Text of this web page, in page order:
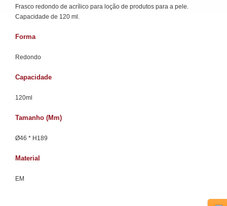
Frasco redondo de acrílico para loção de produtos para a pele.
Capacidade de 120 ml.
Forma
Redondo
Capacidade
120ml
Tamanho (mm)
Ø46 * H189
Material
EM